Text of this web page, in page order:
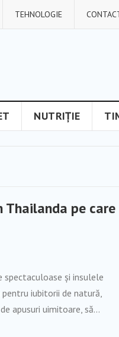
TEHNOLOGIE
NUTRIȚIE
Thailanda pe care
și insulele
iubitorii de natură,
apusuri uimitoare, să...